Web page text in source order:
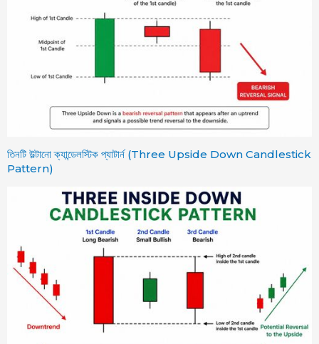
তিনটি উল্টানো ক্যান্ডেলস্টিক প্যাটার্ন (Three Upside Down Candlestick
Pattern)